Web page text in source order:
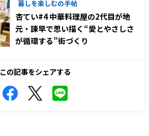
暮しを楽しむの手帖
杏てい#4 中華料理屋の2代目が地
元・諫早で思い描く“愛とやさしさ
が循環する”街づくり
この記事をシェアする